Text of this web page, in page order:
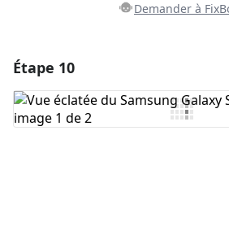
Demander à
Ajouter un commentaire
Étape 10